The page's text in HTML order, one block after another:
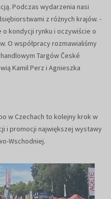
Podczas wydarzenia nasi
z różnych krajów. -
kondycji rynku i oczywiście o
O współpracy rozmawialiśmy
Targów České
Kamil Perz i Agnieszka
w Czechach to kolejny krok w
i promocji największej wystawy
Wschodniej.